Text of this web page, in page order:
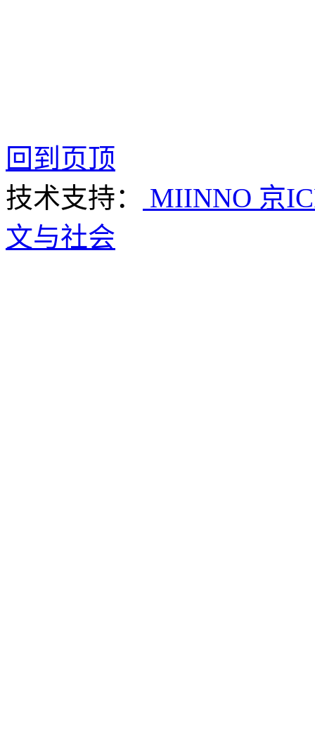
回到页顶
技术支持：
MIINNO 京
文与社会